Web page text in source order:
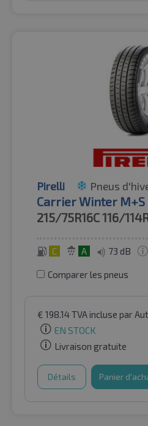
Pirelli Pneus
Carrier Winter M+S
215/75R16C116/
C A 73 dB
Comparer les pneus
€ 198.14TVA incluse par
EN STOCK
Livraison gratuite
Détails Panier